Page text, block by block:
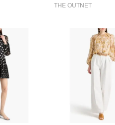
THE OUTNET